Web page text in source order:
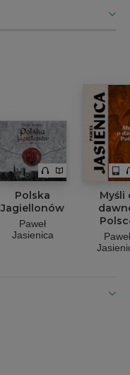
Polska
Jagiellonów
Paweł
Jasienica
Myśli
Paweł